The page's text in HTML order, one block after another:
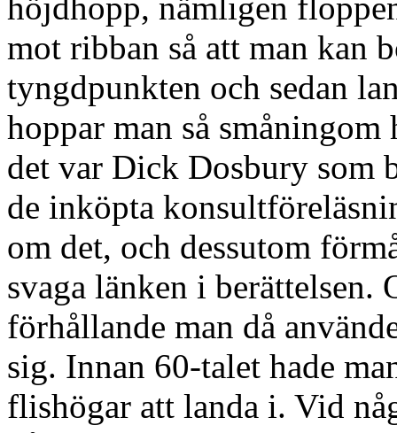
mot ribban så att man kan
tyngdpunkten och sedan
hoppar man så
det var Dick Dosbury som
de inköpta
om det, och dessutom
svaga länken i berättelsen.
förhållande man då
sig. Innan 60-talet hade
flishögar att landa i. Vid